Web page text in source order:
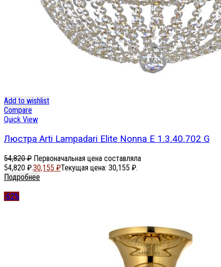
Add to wishlist
Compare
Quick View
Люстра Arti Lampadari Elite Nonna E 1.3.40.702 G
54,820₽ Первоначальная цена составляла
54,820 ₽.30,155 ₽Текущая цена: 30,155 ₽.
Подробнее
-62%